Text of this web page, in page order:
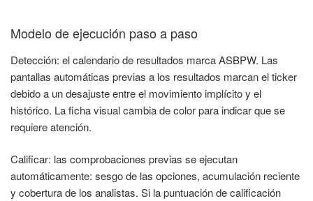
Modelo de ejecución paso a paso
Detección: el calendario de resultados marca ASBPW. Las
pantallas automáticas previas a los resultados marcan el ticker
debido a un desajuste entre el movimiento implícito y el
histórico. La ficha visual cambia de color para indicar que se
requiere atención.
Calificar: las comprobaciones previas se ejecutan
automáticamente: sesgo de las opciones, acumulación reciente
y cobertura de los analistas. Si la puntuación de calificación